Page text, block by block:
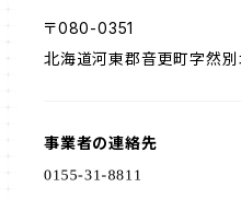
〒080-0351
北海道河東郡音更町字然
事業者の連絡先